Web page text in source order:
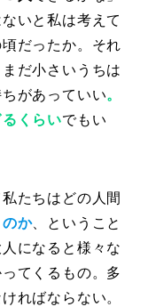
いと私は考えて
だったか。それ
だ小さいうちは
があっていい。
くらいでもい
たちはどの人間
か、ということ
になると様々な
てくるもの。多
ればならない。